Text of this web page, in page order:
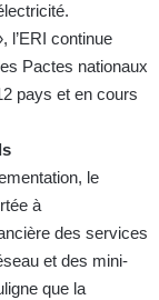
l’ERI continue
Pactes nationaux
pays et en cours
le
à
des services
et des mini-
que la